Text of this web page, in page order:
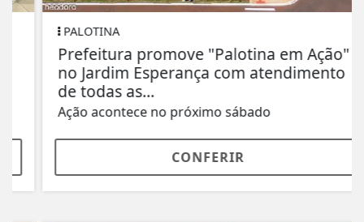
PALOTINA
Prefeitura promove "Palotina em Ação"
no Jardim Esperança com atendimento
de todas as...
Ação acontece no próximo sábado
CONFERIR